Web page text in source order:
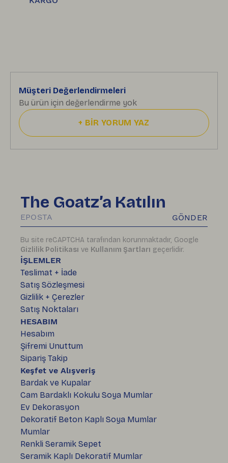
Müşteri Değerlendirmeleri
Bu ürün için değerlendirme yok
+ BİR YORUM YAZ
İŞLEMLER
Teslimat + İade
Satış Sözleşmesi
Gizlilik + Çerezler
Satış Noktaları
HESABIM
Hesabım
Şifremi Unuttum
Sipariş Takip
Keşfet ve Alışveriş
Bardak ve Kupalar
Cam Bardaklı Kokulu Soya Mumlar
Ev Dekorasyon
Dekoratif Beton Kaplı Soya Mumlar
Mumlar
Renkli Seramik Sepet
Seramik Kaplı Dekoratif Mumlar
The Goatz’a Katılın
GÖNDER
Bu site reCAPTCHA tarafından korunmaktadır, Google
Gizlilik Politikası ve Kullanım Şartları geçerlidir.